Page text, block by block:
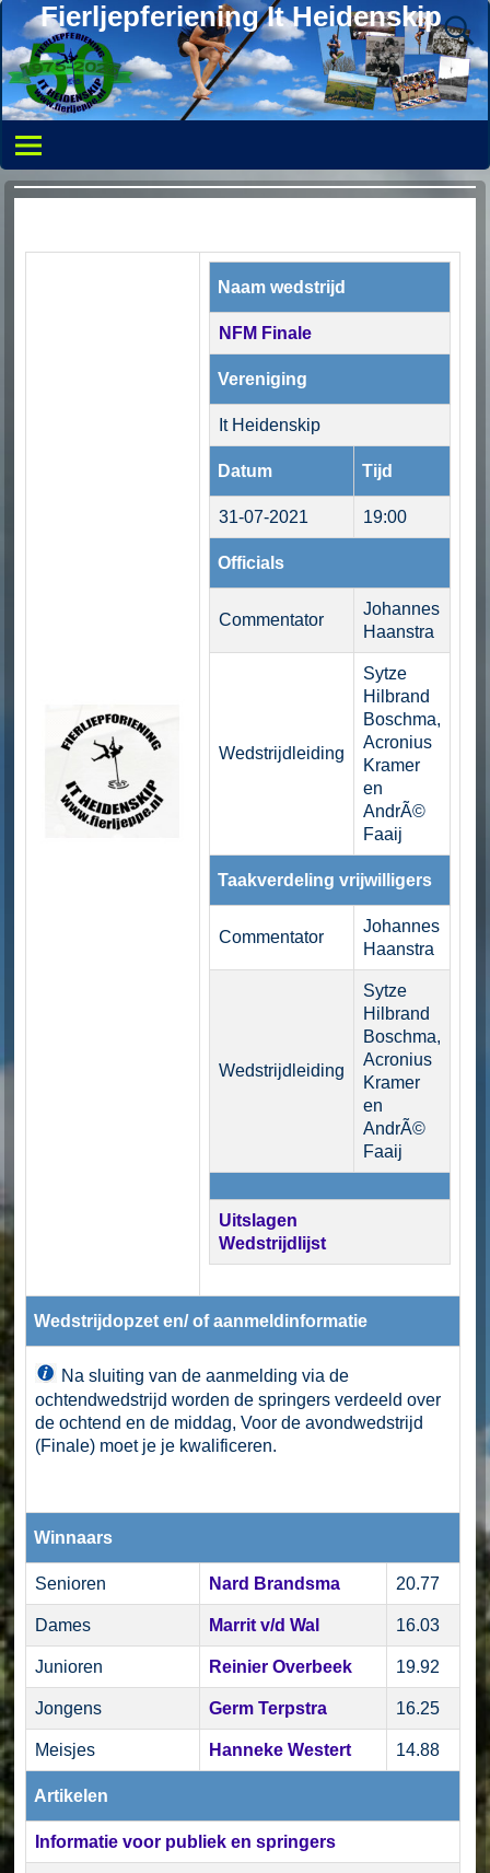
Fierljepferiening It Heidenskip
Naam wedstrijd
NFM Finale
Vereniging
It Heidenskip
Datum Tijd
31-07-2021 19:00
Officials
Commentator
Johannes
Haanstra
Wedstrijdleiding
Sytze
Hilbrand
Boschma,
Acronius
Kramer
en
AndrÃ©
Faaij
Taakverdeling vrijwilligers
Commentator
Johannes
Haanstra
Wedstrijdleiding
Sytze
Hilbrand
Boschma,
Acronius
Kramer
en
AndrÃ©
Faaij
Uitslagen
Wedstrijdlijst
Wedstrijdopzet en/ of aanmeldinformatie
Na sluiting van de aanmelding via de
ochtendwedstrijd worden de springers verdeeld over
de ochtend en de middag, Voor de avondwedstrijd
(Finale) moet je je kwalificeren.
Winnaars
Senioren Nard Brandsma 20.77
Dames Marrit v/d Wal 16.03
Junioren Reinier Overbeek 19.92
Jongens Germ Terpstra 16.25
Meisjes Hanneke Westert 14.88
Artikelen
Informatie voor publiek en springers